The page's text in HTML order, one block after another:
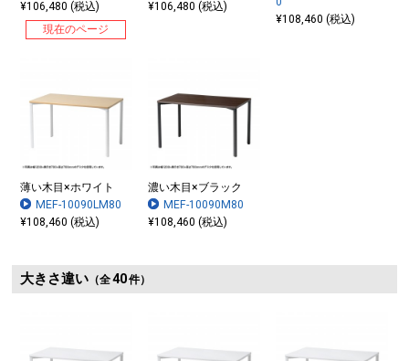
¥106,480 (税込)
現在のページ
¥106,480 (税込)
¥108,460 (税込)
薄い木目×ホワイト
MEF-10090LM80
¥108,460 (税込)
濃い木目×ブラック
MEF-10090M80
¥108,460 (税込)
大きさ違い（全40件）